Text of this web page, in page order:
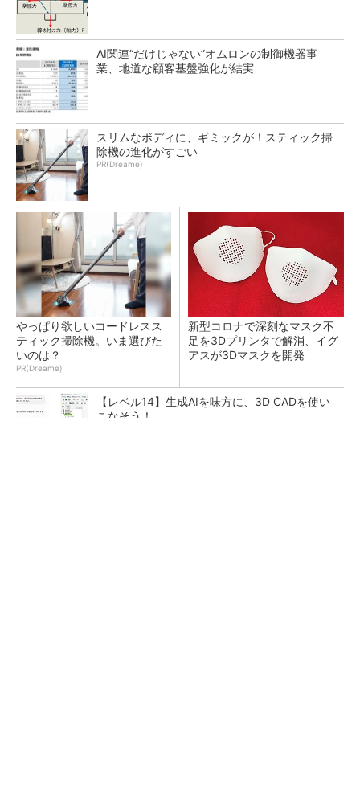
AI関連“だけじゃない”オムロンの制御機器事
業、地道な顧客基盤強化が結実
スリムなボディに、ギミックが！スティック掃
除機の進化がすごい
PR(Dreame)
やっぱり欲しいコードレスス
ティック掃除機。いま選びた
いのは？
PR(Dreame)
新型コロナで深刻なマスク不
足を3Dプリンタで解消、イグ
アスが3Dマスクを開発
【レベル14】生成AIを味方に、3D CADを使い
こなそう！